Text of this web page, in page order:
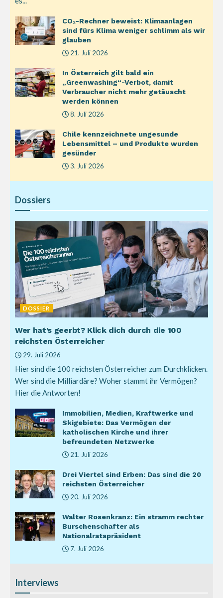
CO₂-Rechner beweist: Klimaanlagen
sind fürs Klima weniger schlimm als wir
glauben
21. Juli 2026
In Österreich gilt bald ein
„Greenwashing“-Verbot, damit
Verbraucher nicht mehr getäuscht
werden können
8. Juli 2026
Chile kennzeichnete ungesunde
Lebensmittel – und Produkte wurden
gesünder
3. Juli 2026
Dossiers
DOSSIER
Wer hat’s geerbt? Klick dich durch die 100
reichsten Österreicher
29. Juli 2026
Hier sind die 100 reichsten Österreicher zum Durchklicken.
Wer sind die Milliardäre? Woher stammt ihr Vermögen?
Hier die Antworten!
Immobilien, Medien, Kraftwerke und
Skigebiete: Das Vermögen der
katholischen Kirche und ihrer
befreundeten Netzwerke
21. Juli 2026
Drei Viertel sind Erben: Das sind die 20
reichsten Österreicher
20. Juli 2026
Walter Rosenkranz: Ein stramm rechter
Burschenschafter als
Nationalratspräsident
7. Juli 2026
Interviews